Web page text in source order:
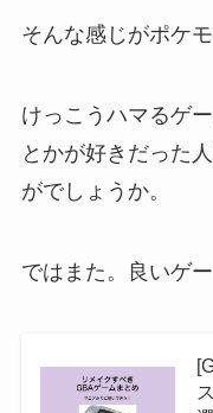
そんな感じがポケ
けっこうハマるゲ
とかが好きだった
がでしょうか。
ではまた。良いゲ